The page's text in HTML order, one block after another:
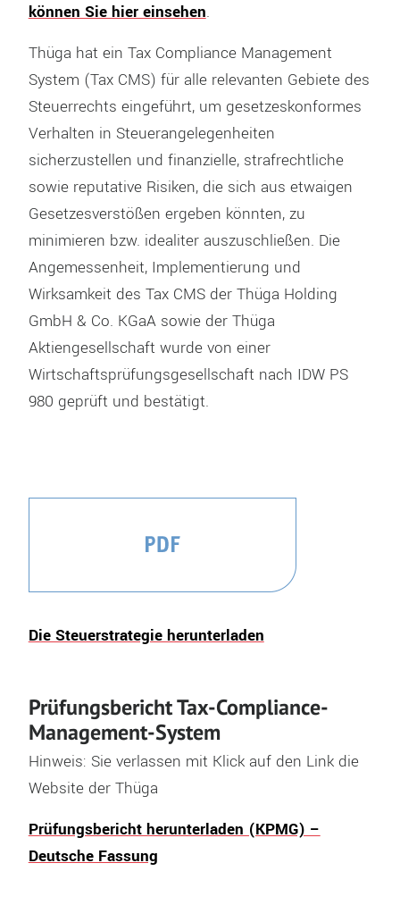
können Sie hier einsehen.
Thüga hat ein Tax Compliance Management
System (Tax CMS) für alle relevanten Gebiete des
Steuerrechts eingeführt, um gesetzeskonformes
Verhalten in Steuerangelegenheiten
sicherzustellen und finanzielle, strafrechtliche
sowie reputative Risiken, die sich aus etwaigen
Gesetzesverstößen ergeben könnten, zu
minimieren bzw. idealiter auszuschließen. Die
Angemessenheit, Implementierung und
Wirksamkeit des Tax CMS der Thüga Holding
GmbH & Co. KGaA sowie der Thüga
Aktiengesellschaft wurde von einer
Wirtschaftsprüfungsgesellschaft nach IDW PS
980 geprüft und bestätigt.
Die Steuerstrategie herunterladen
Prüfungsbericht Tax-Compliance-
Management-System
Hinweis: Sie verlassen mit Klick auf den Link die
Website der Thüga
Prüfungsbericht herunterladen (KPMG) –
Deutsche Fassung